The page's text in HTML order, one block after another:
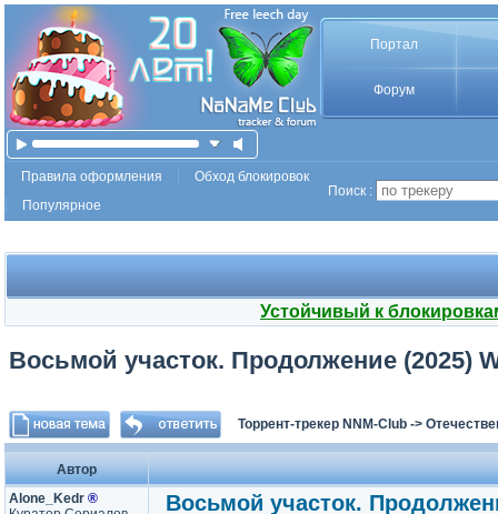
Портал
Форум
Правила оформления
Обход блокировок
Популярное
Поиск :
Устойчивый к
Восьмой участок. Продолжение (2025)
Торрент-трекер NNM-Club ->
Автор
Alone_Kedr ®
Восьмой участок.